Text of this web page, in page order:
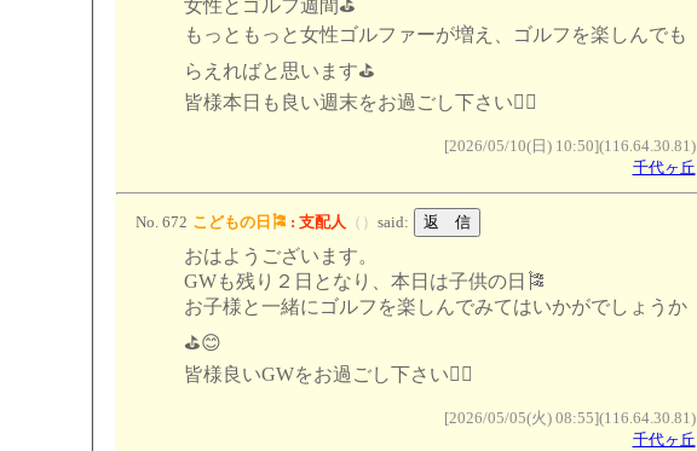
女性とゴルフ週間⛳️
もっともっと女性ゴルファーが増え、ゴルフを楽しんでも
らえればと思います⛳️
皆様本日も良い週末をお過ごし下さい🙇‍♂️
[2026/05/10(日) 10:50](116.64.30.81)
千代ヶ丘
No. 672 こどもの日🎏 : 支配人 （ ） said:
おはようございます。
GWも残り２日となり、本日は子供の日🎏
お子様と一緒にゴルフを楽しんでみてはいかがでしょうか
⛳️😊
皆様良いGWをお過ごし下さい🙇‍♂️
[2026/05/05(火) 08:55](116.64.30.81)
千代ヶ丘